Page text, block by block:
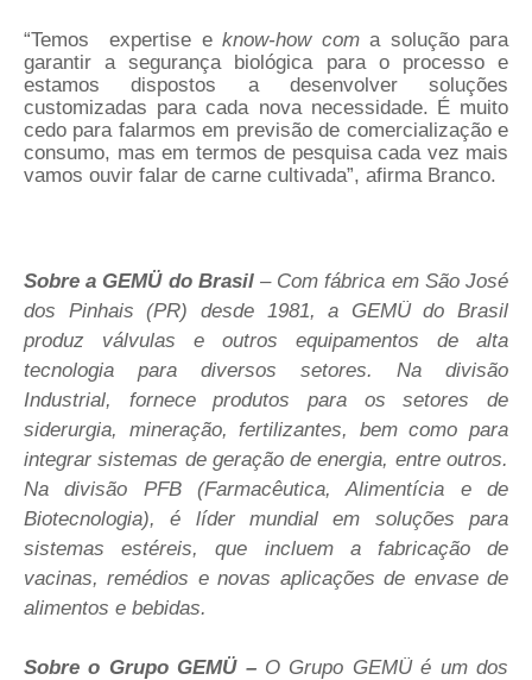
“Temos expertise e know-how com a solução para
garantir a segurança biológica para o processo e
estamos dispostos a desenvolver soluções
customizadas para cada nova necessidade. É muito
cedo para falarmos em previsão de comercialização e
consumo, mas em termos de pesquisa cada vez mais
vamos ouvir falar de carne cultivada”, afirma Branco.
Sobre a GEMÜ do Brasil– Com fábrica em São José
dos Pinhais (PR) desde 1981, a GEMÜ do Brasil
produz válvulas e outros equipamentos de alta
tecnologia para diversos setores. Na divisão
Industrial, fornece produtos para os setores de
siderurgia, mineração, fertilizantes, bem como para
integrar sistemas de geração de energia, entre outros.
Na divisão PFB (Farmacêutica, Alimentícia e de
Biotecnologia), é líder mundial em soluções para
sistemas estéreis, que incluem a fabricação de
vacinas, remédios e novas aplicações de envase de
alimentos e bebidas.
Sobre o Grupo GEMÜ –O Grupo GEMÜ é um dos